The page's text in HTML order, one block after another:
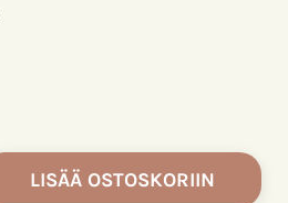
LISÄÄ OSTOSKORIIN